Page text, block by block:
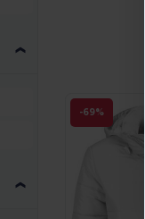
-69%